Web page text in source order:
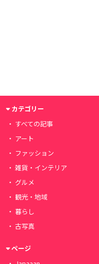
カテゴリー
すべての記事
アート
ファッション
雑貨・インテリア
グルメ
観光・地域
暮らし
古写真
ページ